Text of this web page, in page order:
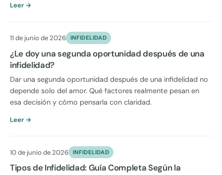
Leer →
11 de junio de 2026 INFIDELIDAD
¿Le doy una segunda oportunidad después de una
infidelidad?
Dar una segunda oportunidad después de una infidelidad no
depende solo del amor. Qué factores realmente pesan en
esa decisión y cómo pensarla con claridad.
Leer →
10 de junio de 2026 INFIDELIDAD
Tipos de Infidelidad: Guía Completa Según la